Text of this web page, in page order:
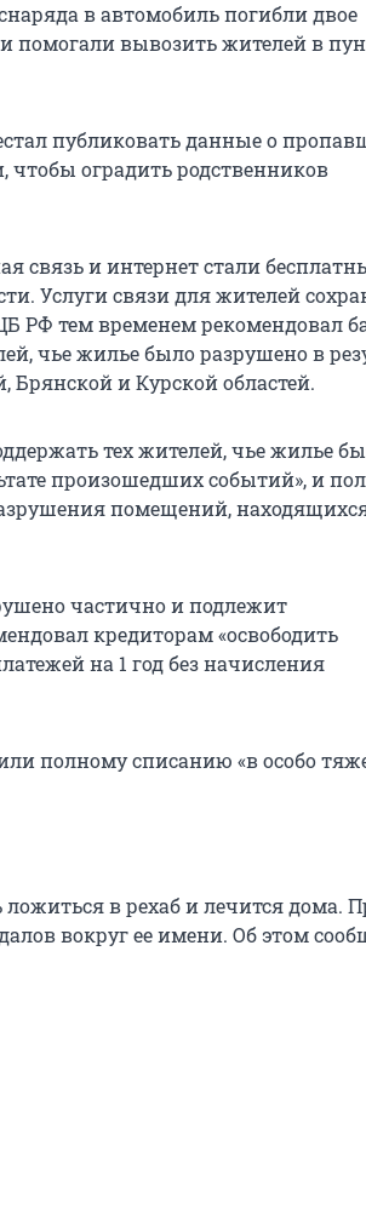
в автомобиль погибли двое
помогали вывозить жителей в
публиковать данные о
чтобы оградить родственников
связь и интернет стали
Услуги связи для жителей
РФ тем временем рекомендовал
чье жилье было разрушено в
Брянской и Курской областей.
тех жителей, чье жилье
произошедших событий», и
помещений,
частично и подлежит
кредиторам «освободить
на 1 год без начисления
полному списанию «в особо
ложиться в рехаб и лечится дома.
вокруг ее имени. Об этом